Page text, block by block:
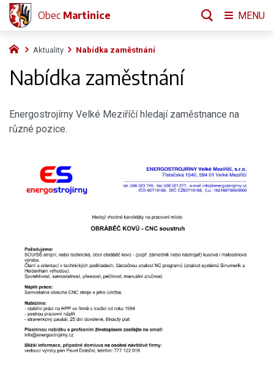
Aktuality Nabídka zaměstnání
Nabídka zaměstnání
Energostrojírny Velké Meziříčí hledají zaměstnance na
různé pozice.
Obec Martinice MENU